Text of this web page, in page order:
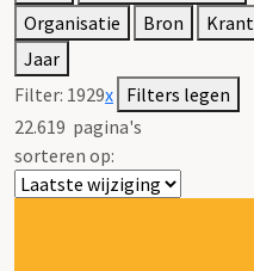
Organisatie
Bron Krant
Jaar
Filter: 1929x Filters legen
22.619 pagina's
sorteren op: